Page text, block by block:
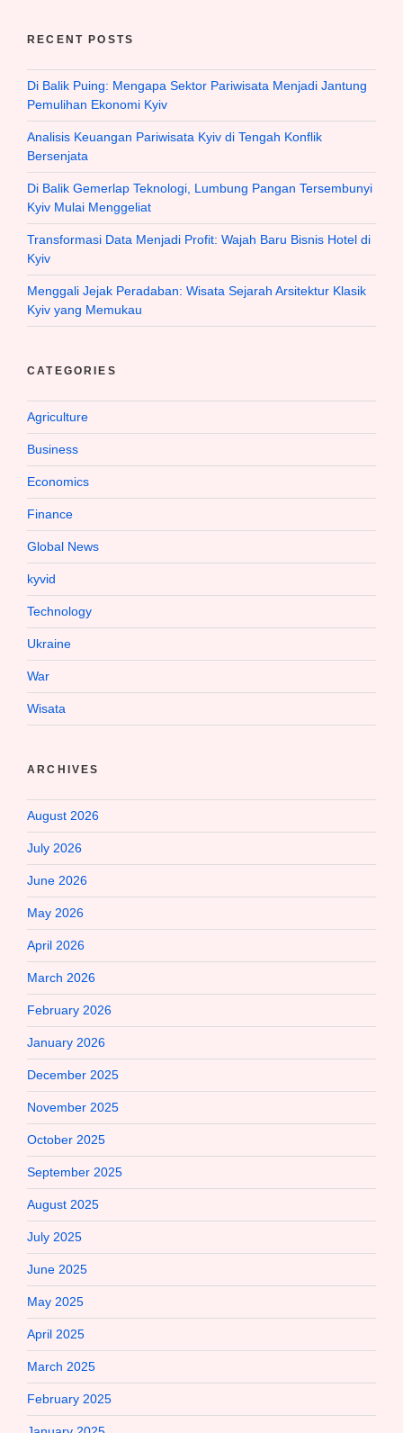
RECENT POSTS
Di Balik Puing: Mengapa Sektor Pariwisata Menjadi Jantung
Pemulihan Ekonomi Kyiv
Analisis Keuangan Pariwisata Kyiv di Tengah Konflik
Bersenjata
Di Balik Gemerlap Teknologi, Lumbung Pangan Tersembunyi
Kyiv Mulai Menggeliat
Transformasi Data Menjadi Profit: Wajah Baru Bisnis Hotel di
Kyiv
Menggali Jejak Peradaban: Wisata Sejarah Arsitektur Klasik
Kyiv yang Memukau
CATEGORIES
Agriculture
Business
Economics
Finance
Global News
kyvid
Technology
Ukraine
War
Wisata
ARCHIVES
August 2026
July 2026
June 2026
May 2026
April 2026
March 2026
February 2026
January 2026
December 2025
November 2025
October 2025
September 2025
August 2025
July 2025
June 2025
May 2025
April 2025
March 2025
February 2025